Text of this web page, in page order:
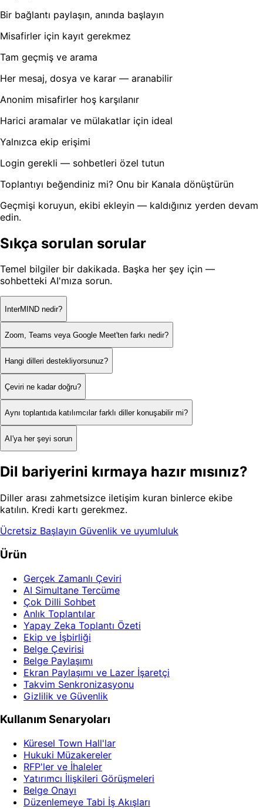
Bir bağlantı paylaşın, anında başlayın
Misafirler için kayıt gerekmez
Tam geçmiş ve arama
Her mesaj, dosya ve karar — aranabilir
Anonim misafirler hoş karşılanır
Harici aramalar ve mülakatlar için ideal
Yalnızca ekip erişimi
Login gerekli — sohbetleri özel tutun
Toplantıyı beğendiniz mi? Onu bir Kanala dönüştürün
Geçmişi koruyun, ekibi ekleyin — kaldığınız yerden devam
edin.
Sıkça sorulan sorular
Temel bilgiler bir dakikada. Başka her şey için —
sohbetteki AI'mıza sorun.
InterMIND nedir?
Zoom, Teams veya Google Meet'ten farkı nedir?
Hangi dilleri destekliyorsunuz?
Çeviri ne kadar doğru?
Aynı toplantıda katılımcılar farklı diller konuşabilir mi?
AI'ya her şeyi sorun
Dil bariyerini kırmaya hazır mısınız?
Diller arası zahmetsizce iletişim kuran binlerce ekibe
katılın. Kredi kartı gerekmez.
Ücretsiz Başlayın Güvenlik ve uyumluluk
Ürün
Gerçek Zamanlı Çeviri
AI Simultane Tercüme
Çok Dilli Sohbet
Anlık Toplantılar
Yapay Zeka Toplantı Özeti
Ekip ve İşbirliği
Belge Çevirisi
Belge Paylaşımı
Ekran Paylaşımı ve Lazer İşaretçi
Takvim Senkronizasyonu
Gizlilik ve Güvenlik
Kullanım Senaryoları
Küresel Town Hall'lar
Hukuki Müzakereler
RFP'ler ve İhaleler
Yatırımcı İlişkileri Görüşmeleri
Belge Onayı
Düzenlemeye Tabi İş Akışları